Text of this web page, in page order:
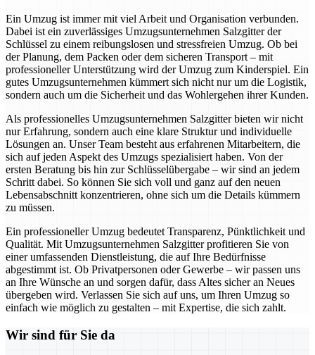
Ein Umzug ist immer mit viel Arbeit und Organisation verbunden.
Dabei ist ein zuverlässiges Umzugsunternehmen Salzgitter der
Schlüssel zu einem reibungslosen und stressfreien Umzug. Ob bei
der Planung, dem Packen oder dem sicheren Transport – mit
professioneller Unterstützung wird der Umzug zum Kinderspiel. Ein
gutes Umzugsunternehmen kümmert sich nicht nur um die Logistik,
sondern auch um die Sicherheit und das Wohlergehen ihrer Kunden.
Als professionelles Umzugsunternehmen Salzgitter bieten wir nicht
nur Erfahrung, sondern auch eine klare Struktur und individuelle
Lösungen an. Unser Team besteht aus erfahrenen Mitarbeitern, die
sich auf jeden Aspekt des Umzugs spezialisiert haben. Von der
ersten Beratung bis hin zur Schlüsselübergabe – wir sind an jedem
Schritt dabei. So können Sie sich voll und ganz auf den neuen
Lebensabschnitt konzentrieren, ohne sich um die Details kümmern
zu müssen.
Ein professioneller Umzug bedeutet Transparenz, Pünktlichkeit und
Qualität. Mit Umzugsunternehmen Salzgitter profitieren Sie von
einer umfassenden Dienstleistung, die auf Ihre Bedürfnisse
abgestimmt ist. Ob Privatpersonen oder Gewerbe – wir passen uns
an Ihre Wünsche an und sorgen dafür, dass Altes sicher an Neues
übergeben wird. Verlassen Sie sich auf uns, um Ihren Umzug so
einfach wie möglich zu gestalten – mit Expertise, die sich zahlt.
Wir sind für Sie da